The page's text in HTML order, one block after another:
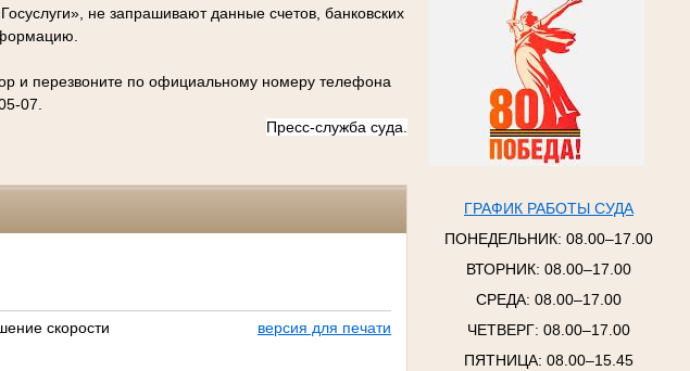
ГРАФИК РАБОТЫ СУДА
ПОНЕДЕЛЬНИК: 08.00–17.00
ВТОРНИК: 08.00–17.00
СРЕДА: 08.00–17.00
ЧЕТВЕРГ: 08.00–17.00
ПЯТНИЦА: 08.00–15.45
не запрашивают данные счетов, банковских
и перезвоните по официальному номеру телефона
07.
Пресс-служба суда.
скорости
версия для печати